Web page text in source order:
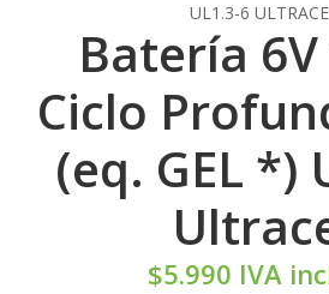
UL1.3-6
Batería
Ciclo
(eq. GEL *)
$5.990 IVA